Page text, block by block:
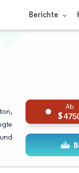
Berichte